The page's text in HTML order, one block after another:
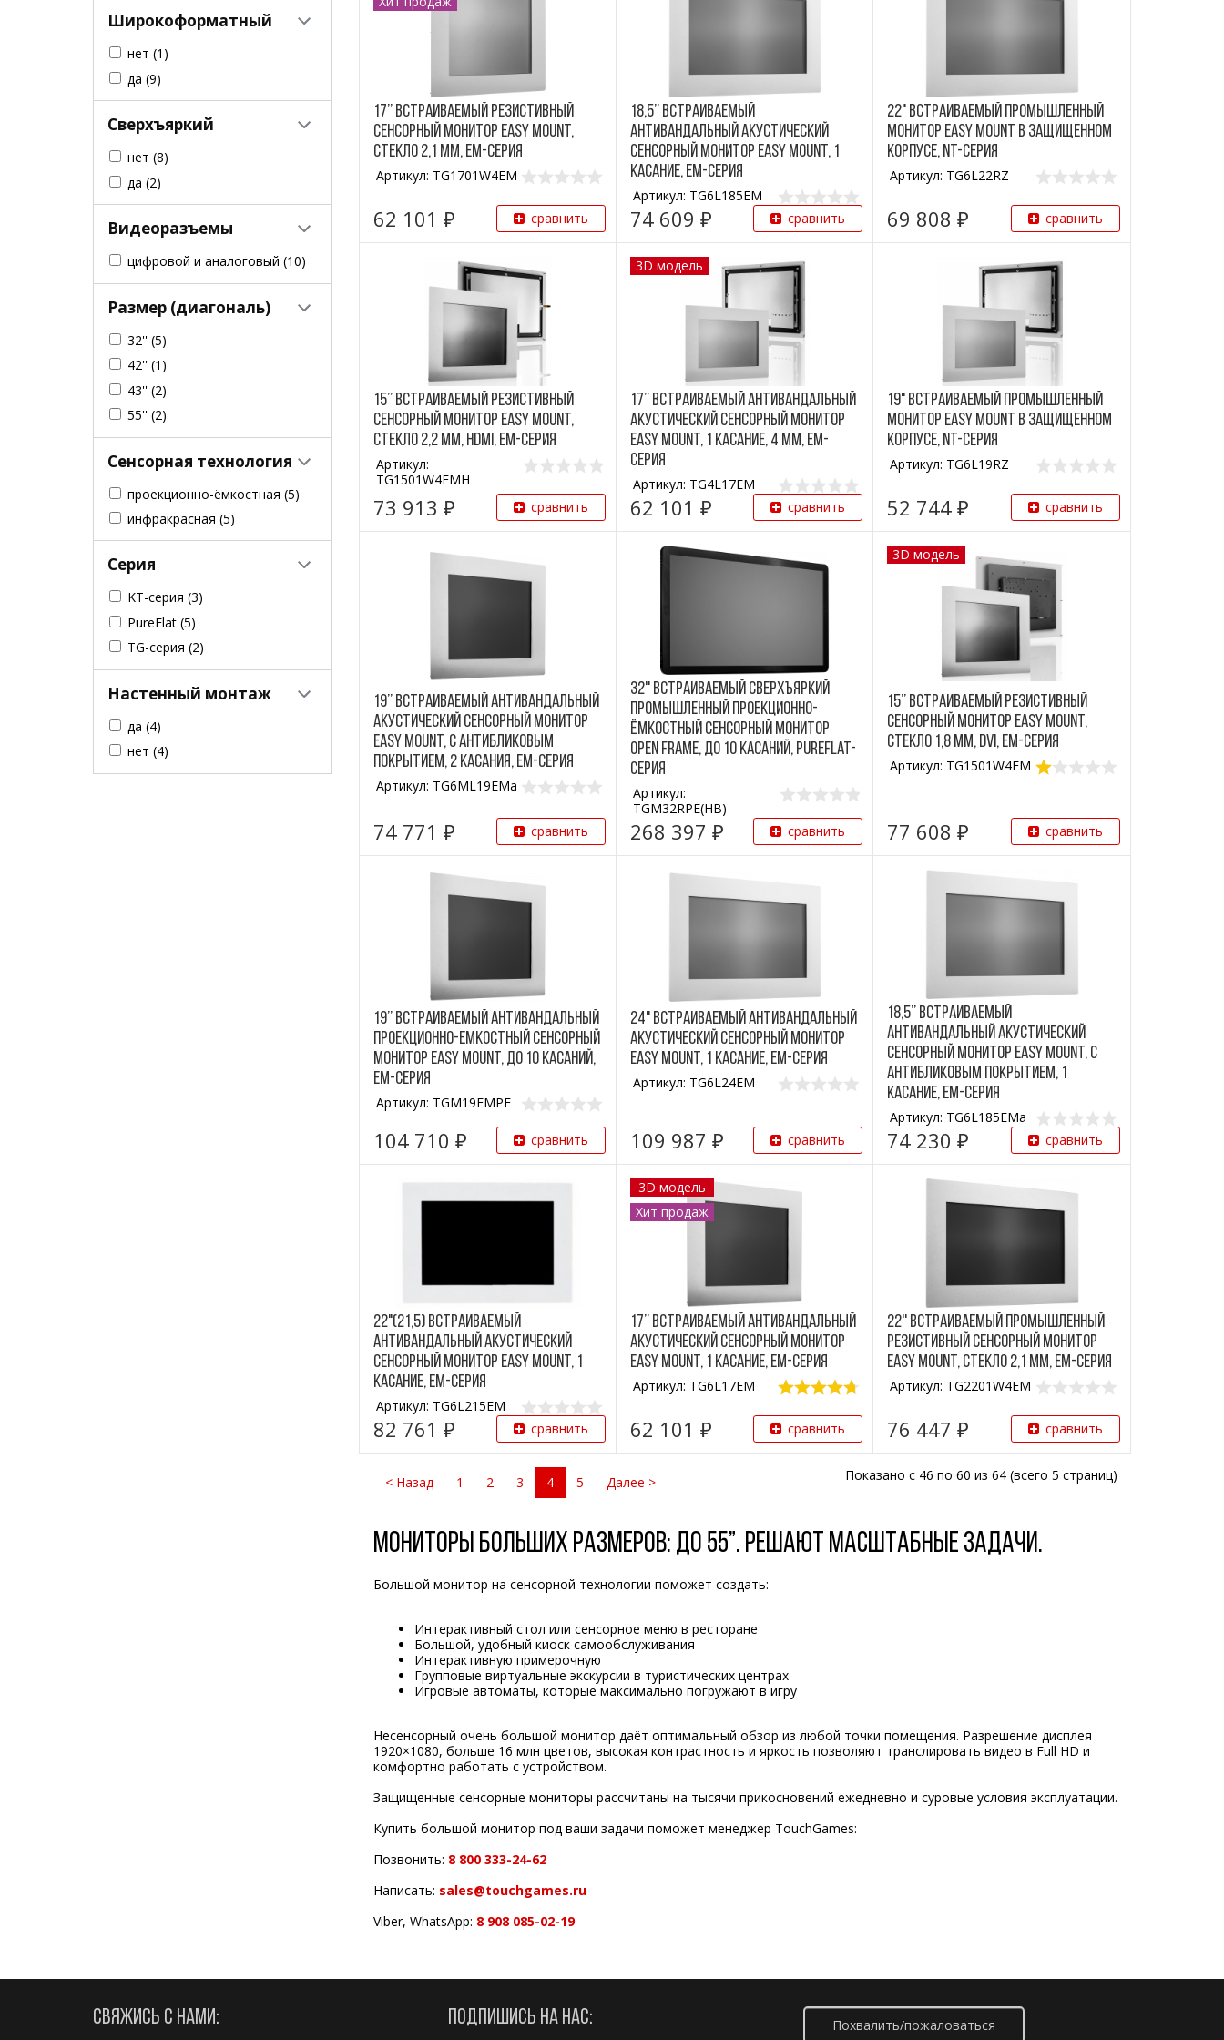
Широкоформатный
нет (1)
да (9)
Сверхъяркий
нет (8)
да (2)
Видеоразъемы
цифровой и аналоговый (10)
Размер (диагональ)
32'' (5)
42'' (1)
43'' (2)
55'' (2)
Сенсорная технология
проекционно-ёмкостная (5)
инфракрасная (5)
Серия
KT-серия (3)
PureFlat (5)
TG-серия (2)
Настенный монтаж
да (4)
нет (4)
17’’ Встраиваемый резистивный
сенсорный монитор Easy Mount,
стекло 2,1 мм, EM-серия
Артикул: TG1701W4EM
62 101 ₽ сравнить
18,5’’ Встраиваемый
антивандальный акустический
сенсорный монитор Easy Mount, 1
касание, EM-серия
Артикул: TG6L185EM
74 609 ₽ сравнить
22" Встраиваемый промышленный
монитор Easy Mount в защищенном
корпусе, NT-серия
Артикул: TG6L22RZ
69 808 ₽ сравнить
15’’ Встраиваемый резистивный
сенсорный монитор Easy Mount,
стекло 2,2 мм, HDMI, EM-серия
Артикул:
TG1501W4EMH
73 913 ₽ сравнить
3D модель
17’’ Встраиваемый антивандальный
акустический сенсорный монитор
Easy Mount, 1 касание, 4 мм, EM-
серия
Артикул: TG4L17EM
62 101 ₽ сравнить
19" Встраиваемый промышленный
монитор Easy Mount в защищенном
корпусе, NT-серия
Артикул: TG6L19RZ
52 744 ₽ сравнить
19’’ Встраиваемый антивандальный
акустический сенсорный монитор
Easy Mount, с антибликовым
покрытием, 2 касания, EM-серия
Артикул: TG6ML19EMa
74 771 ₽ сравнить
32'' Встраиваемый сверхъяркий
промышленный проекционно-
ёмкостный сенсорный монитор
Open Frame, до 10 касаний, PureFlat-
серия
Артикул:
TGM32RPE(HB)
268 397 ₽ сравнить
3D модель
15’’ Встраиваемый резистивный
сенсорный монитор Easy Mount,
стекло 1,8 мм, DVI, EM-серия
Артикул: TG1501W4EM
77 608 ₽ сравнить
19’’ Встраиваемый антивандальный
проекционно-емкостный сенсорный
монитор Easy Mount, до 10 касаний,
EM-серия
Артикул: TGM19EMPE
104 710 ₽ сравнить
24" Встраиваемый антивандальный
акустический сенсорный монитор
Easy Mount, 1 касание, EM-серия
Артикул: TG6L24EM
109 987 ₽ сравнить
18,5’’ Встраиваемый
антивандальный акустический
сенсорный монитор Easy Mount, с
антибликовым покрытием, 1
касание, EM-серия
Артикул: TG6L185EMa
74 230 ₽ сравнить
22"(21,5) Встраиваемый
антивандальный акустический
сенсорный монитор Easy Mount, 1
касание, EM-серия
Артикул: TG6L215EM
82 761 ₽ сравнить
3D модель
Хит продаж
17’’ Встраиваемый антивандальный
акустический сенсорный монитор
Easy Mount, 1 касание, EM-серия
Артикул: TG6L17EM
62 101 ₽ сравнить
22'' Встраиваемый промышленный
резистивный сенсорный монитор
Easy Mount, стекло 2,1 мм, EM-серия
Артикул: TG2201W4EM
76 447 ₽ сравнить
< Назад 1 2 3 4 5 Далее > Показано с 46 по 60 из 64 (всего 5 страниц)
Мониторы больших размеров: до 55”. Решают масштабные задачи.
Большой монитор на сенсорной технологии поможет создать:
Интерактивный стол или сенсорное меню в ресторане
Большой, удобный киоск самообслуживания
Интерактивную примерочную
Групповые виртуальные экскурсии в туристических центрах
Игровые автоматы, которые максимально погружают в игру
Несенсорный очень большой монитор даёт оптимальный обзор из любой точки помещения. Разрешение дисплея
1920×1080, больше 16 млн цветов, высокая контрастность и яркость позволяют транслировать видео в Full HD и
комфортно работать с устройством.
Защищенные сенсорные мониторы рассчитаны на тысячи прикосновений ежедневно и суровые условия эксплуатации.
Купить большой монитор под ваши задачи поможет менеджер TouchGames:
Позвонить: 8 800 333-24-62
Написать: sales@touchgames.ru
Viber, WhatsApp: 8 908 085-02-19
СВЯЖИСЬ С НАМИ: ПОДПИШИСЬ НА НАС: Похвалить/пожаловаться